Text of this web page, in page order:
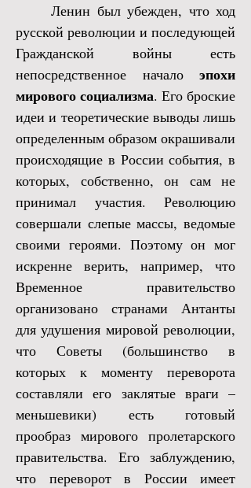
Ленин был убежден, что ход
русской революции и последующей
Гражданской войны есть
непосредственное начало эпохи
мирового социализма. Его броские
идеи и теоретические выводы лишь
определенным образом окрашивали
происходящие в России события, в
которых, собственно, он сам не
принимал участия. Революцию
совершали слепые массы, ведомые
своими героями. Поэтому он мог
искренне верить, например, что
Временное правительство
организовано странами Антанты
для удушения мировой революции,
что Советы (большинство в
которых к моменту переворота
составляли его заклятые враги –
меньшевики) есть готовый
прообраз мирового пролетарского
правительства. Его заблуждению,
что переворот в России имеет